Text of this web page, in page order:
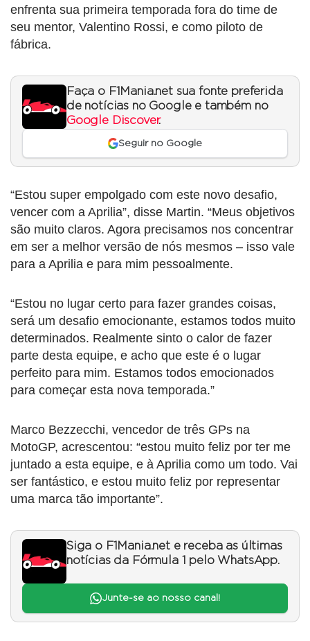
enfrenta sua primeira temporada fora do time de
seu mentor, Valentino Rossi, e como piloto de
fábrica.
Faça o F1Mania.net sua fonte preferida
de notícias no Google e também no
Google Discover.
Seguir no Google
“Estou super empolgado com este novo desafio,
vencer com a Aprilia”, disse Martin. “Meus objetivos
são muito claros. Agora precisamos nos concentrar
em ser a melhor versão de nós mesmos – isso vale
para a Aprilia e para mim pessoalmente.
“Estou no lugar certo para fazer grandes coisas,
será um desafio emocionante, estamos todos muito
determinados. Realmente sinto o calor de fazer
parte desta equipe, e acho que este é o lugar
perfeito para mim. Estamos todos emocionados
para começar esta nova temporada.”
Marco Bezzecchi, vencedor de três GPs na
MotoGP, acrescentou: “estou muito feliz por ter me
juntado a esta equipe, e à Aprilia como um todo. Vai
ser fantástico, e estou muito feliz por representar
uma marca tão importante”.
Siga o F1Mania.net e receba as últimas
notícias da Fórmula 1 pelo WhatsApp.
Junte-se ao nosso canal!